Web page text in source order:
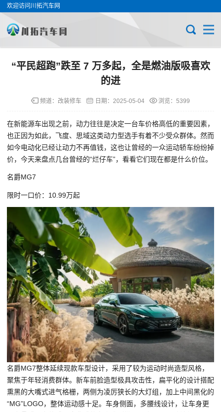
欢迎访问川拓汽车网
“平民超跑”跌至 7 万多起，全是燃油版吸喜欢
的进
频道： 改装修车 日期： 2025-05-04 浏览：5399
在新能源车出现之前，动力往往是决定一台车价格高低的重要因素，
也正因为如此，飞度、思域这类动力型选手有着不少受众群体。然而
如今电动化已经让动力不再值钱，这也让曾经的一众运动轿车纷纷掉
价，今天来盘点几台曾经的“烂仔车”，看看它们现在都是什么价位。
名爵MG7
限时一口价：10.99万起
名爵MG7整体延续现款车型设计，采用了较为运动时尚造型风格，
聚焦于年轻消费群体。新车前脸造型极具攻击性，扁平化的设计搭配
熏黑的大嘴式进气格栅，两侧为凌厉狭长的大灯组，加上中间黑化的
“MG”LOGO，整体运动感十足。车身侧面，多腰线设计，让车身更